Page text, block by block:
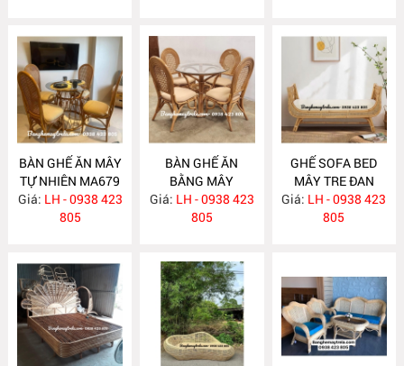
BÀN GHẾ ĂN MÂY
TỰ NHIÊN MA679
Giá: LH - 0938 423
805
BÀN GHẾ ĂN
BẰNG MÂY
MA678
Giá: LH - 0938 423
805
GHẾ SOFA BED
MÂY TRE ĐAN
MA671
Giá: LH - 0938 423
805